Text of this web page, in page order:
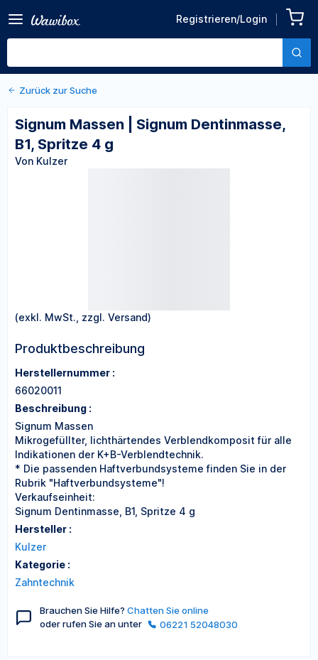
Registrieren/Login
Dentinmasse, B1, Spritze 4
g
Von Kulzer
Zurück zu den Produktdetails
Zurück zur Suche
Signum Massen | Signum Dentinmasse,
B1, Spritze 4 g
Von Kulzer
(exkl. MwSt., zzgl. Versand)
Produktbeschreibung
Herstellernummer :
66020011
Beschreibung :
Signum Massen
Mikrogefüllter, lichthärtendes Verblendkomposit für alle
Indikationen der K+B-Verblendtechnik.
* Die passenden Haftverbundsysteme finden Sie in der
Rubrik "Haftverbundsysteme"!
Verkaufseinheit:
Signum Dentinmasse, B1, Spritze 4 g
Hersteller :
Kulzer
Kategorie :
Zahntechnik
Brauchen Sie Hilfe? Chatten Sie online
oder rufen Sie an unter
06221 52048030